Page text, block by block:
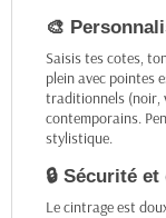
🎨
Saisis tes cotes,
plein avec pointes
traditionnels (noir,
contemporains.
stylistique.
🔒 Sécurité
Le cintrage est